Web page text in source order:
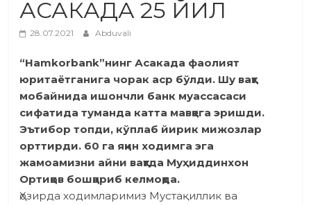
АСАКАДА 25 ЙИЛ
28.07.2021 Abduvali
“Hamkorbank”нинг Асакада фаолият
юритаётганига чорак аср бўлди. Шу вақт
мобайнида ишончли банк муассасаси
сифатида туманда катта мавқега эришди.
Эътибор топди, кўплаб йирик мижозлар
орттирди. 60 га яқин ходимга эга
жамоамизни айни вақтда Муҳиддинхон
Ортиқов бошқариб келмоқда.
Ҳозирда ходимларимиз Мустақиллик ва